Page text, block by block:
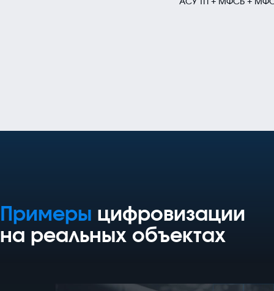
АСУ ТП + МФСБ +
Примеры цифровизации
на реальных объектах